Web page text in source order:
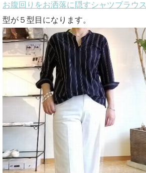
お腹回りをお洒落に隠すシャツブラウス
型が５型目になります。